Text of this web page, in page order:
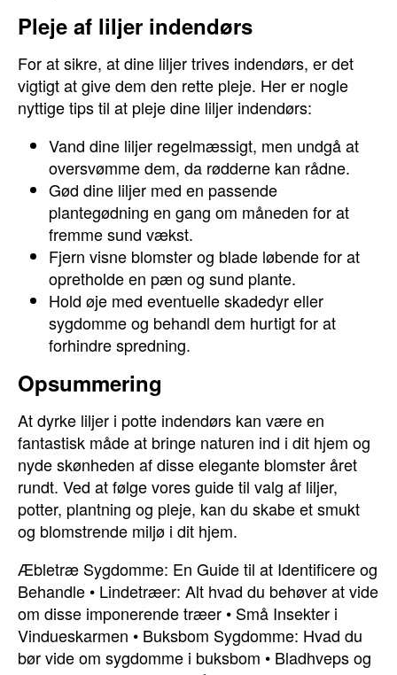
Pleje af liljer indendørs
For at sikre, at dine liljer trives indendørs, er det
vigtigt at give dem den rette pleje. Her er nogle
nyttige tips til at pleje dine liljer indendørs:
Vand dine liljer regelmæssigt, men undgå at
oversvømme dem, da rødderne kan rådne.
Gød dine liljer med en passende
plantegødning en gang om måneden for at
fremme sund vækst.
Fjern visne blomster og blade løbende for at
opretholde en pæn og sund plante.
Hold øje med eventuelle skadedyr eller
sygdomme og behandl dem hurtigt for at
forhindre spredning.
Opsummering
At dyrke liljer i potte indendørs kan være en
fantastisk måde at bringe naturen ind i dit hjem og
nyde skønheden af disse elegante blomster året
rundt. Ved at følge vores guide til valg af liljer,
potter, plantning og pleje, kan du skabe et smukt
og blomstrende miljø i dit hjem.
Æbletræ Sygdomme: En Guide til at Identificere og
Behandle • Lindetræer: Alt hvad du behøver at vide
om disse imponerende træer • Små Insekter i
Vindueskarmen • Buksbom Sygdomme: Hvad du
bør vide om sygdomme i buksbom • Bladhveps og